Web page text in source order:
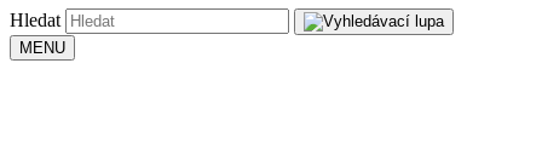
Hledat
MENU